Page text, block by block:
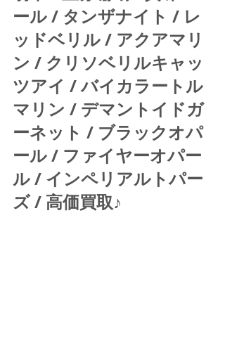
ール / タンザナイト / レ
ッドベリル / アクアマリ
ン / クリソベリルキャッ
ツアイ / バイカラートル
マリン / デマントイドガ
ーネット / ブラックオパ
ール / ファイヤーオパー
ル / インペリアルトパー
ズ / 高価買取♪